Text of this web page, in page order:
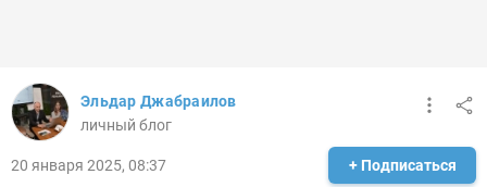
Эльдар Джабраилов
личный блог
20 января 2025, 08:37 + Подписаться